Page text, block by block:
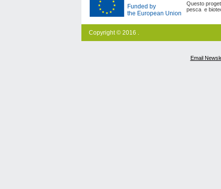
Funded by
the European Union
Questo
pesca e
Copyright © 2016 .
Email